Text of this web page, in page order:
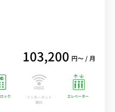
選べるWi-Fi格安レンタル中！
103,200 円〜 / 月
ック
インターネット
無料
エレベーター